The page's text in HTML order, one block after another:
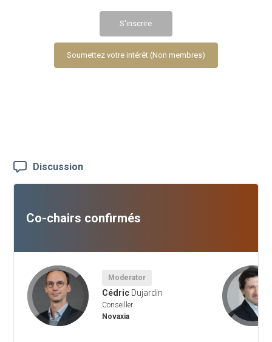
S'inscrire
Soumettez votre intérêt (Non membres)
Discussion
Co-chairs confirmés
Moderator
CédricDujardin
Conseiller
Novaxia